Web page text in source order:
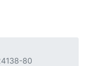
80